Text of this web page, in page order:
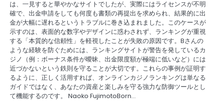
は、一見すると華やかなサイトでしたが、実際にはライセンスが不明
確で、出金申請をしても何度も書類の再提出を求められ、結果的に出
金が大幅に遅れるというトラブルに巻き込まれました。このケースが
示すのは、表面的な数字やデザインに惑わされず、ランキングが重視
する「本質的な信頼性」を軽視したことが失敗の原因です。Bさんの
ような経験を防ぐためには、ランキングサイトが警告を発しているカ
ジノ（例：ボーナス条件が曖昧、出金限度額が極端に低いなど）には
近づかないという鉄則を守ることが大切です。これらの事例が証明す
るように、正しく活用すれば、オンラインカジノランキングは単なる
ガイドではなく、あなたの資産と楽しみを守る強力な防御ツールとし
て機能するのです。 Naoko FujimotoBorn…